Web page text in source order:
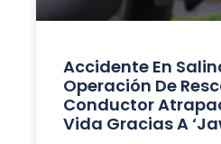
Accidente En
Operación De
Conductor
Vida Gracias A